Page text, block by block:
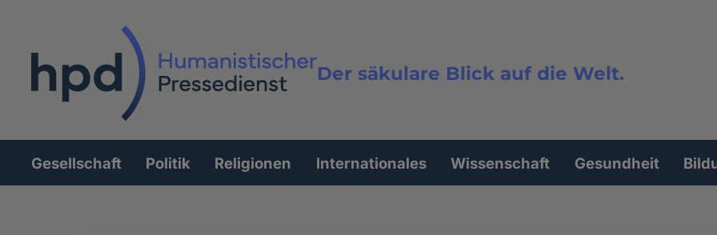
Der säkulare Blick auf die Welt.
Volltextsuche
Hauptnavigation
Gesellschaft Politik Religionen Internationales Wissenschaft Gesundheit